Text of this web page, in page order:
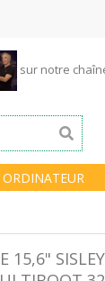
sur notre
ORDINATEUR
15,6" SISLEY